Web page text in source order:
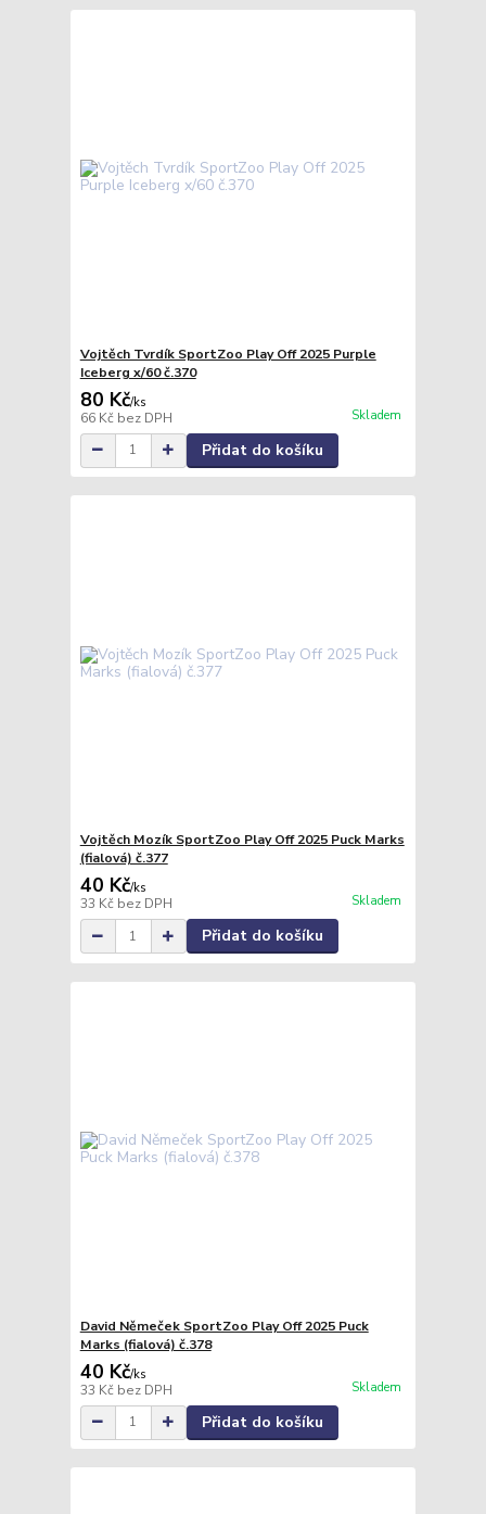
Vojtěch Tvrdík SportZoo Play Off 2025 Purple
Iceberg x/60 č.370
80 Kč/ks
66 Kč bez DPH Skladem
Přidat do košíku
Vojtěch Mozík SportZoo Play Off 2025 Puck Marks
(fialová) č.377
40 Kč/ks
33 Kč bez DPH Skladem
Přidat do košíku
David Němeček SportZoo Play Off 2025 Puck
Marks (fialová) č.378
40 Kč/ks
33 Kč bez DPH Skladem
Přidat do košíku